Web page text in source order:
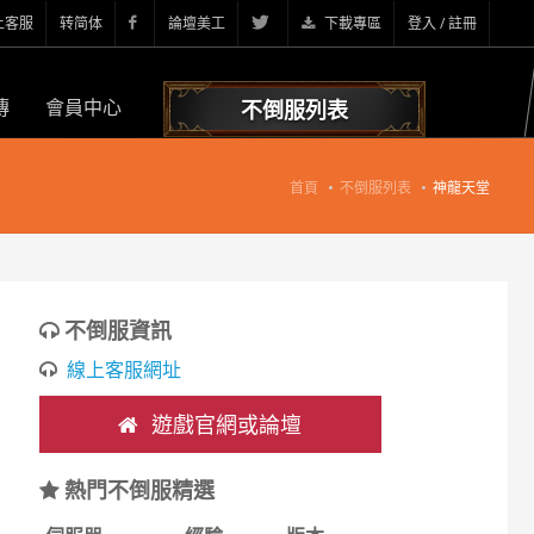
客服 转简体 論壇美工 下載專區 登入 / 註冊
會員中心 不倒服列表
首頁 不倒服列表 神龍天堂
不倒服資訊
線上客服網址
遊戲官網或論壇
熱門不倒服精選